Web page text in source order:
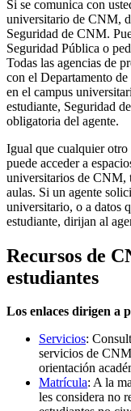
Si se comunica con
universitario de CNM,
Seguridad de CNM.
Seguridad Pública o
Todas las agencias de
con el Departamento
en el campus
estudiante, Seguridad
obligatoria del agente.
Igual que cualquier
puede acceder a
universitarios de CNM,
aulas. Si un agente
universitario, o a datos
estudiante, dirijan al
Recursos de
estudiantes
Los enlaces dirigen a
Servicios:
servicios de
orientación
Matrícula: A la
les considera no